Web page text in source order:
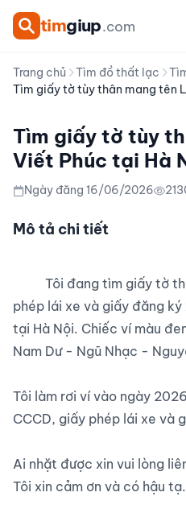
timgiup.com
Trang chủ Tìm đồ thất lạc
Tìm giấy tờ tùy thân mang tên
Tìm giấy tờ tùy
Viết Phúc tại Hà
Ngày đăng 16/06/2026
Mô tả chi tiết
phép lái xe và giấy đăng
tại Hà Nội. Chiếc ví màu
Nam Dư - Ngũ Nhạc -
Tôi làm rơi ví vào ngày
CCCD, giấy phép lái xe và
Ai nhặt được xin vui lòng
Tôi xin cảm ơn và có hậu tạ.